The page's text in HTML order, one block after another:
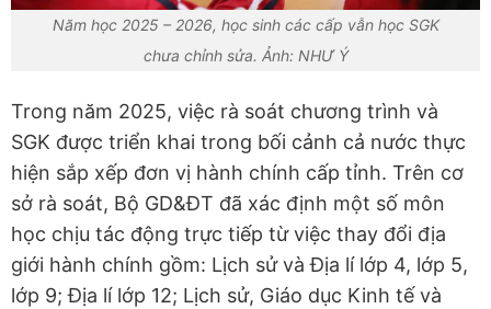
Năm học 2025 – 2026, học sinh các cấp vẫn học SGK
chưa chỉnh sửa. Ảnh: NHƯ Ý
Trong năm 2025, việc rà soát chương trình và
SGK được triển khai trong bối cảnh cả nước thực
hiện sắp xếp đơn vị hành chính cấp tỉnh. Trên cơ
sở rà soát, Bộ GD&ĐT đã xác định một số môn
học chịu tác động trực tiếp từ việc thay đổi địa
giới hành chính gồm: Lịch sử và Địa lí lớp 4, lớp 5,
lớp 9; Địa lí lớp 12; Lịch sử, Giáo dục Kinh tế và